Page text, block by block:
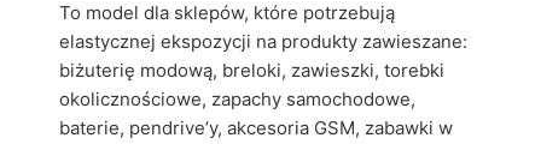
To model dla sklepów, które potrzebują
elastycznej ekspozycji na produkty zawieszane:
biżuterię modową, breloki, zawieszki, torebki
okolicznościowe, zapachy samochodowe,
baterie, pendrive’y, akcesoria GSM, zabawki w